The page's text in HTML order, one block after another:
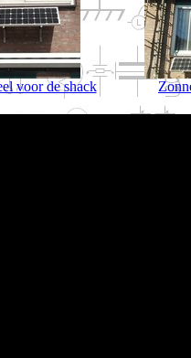
voor de shack